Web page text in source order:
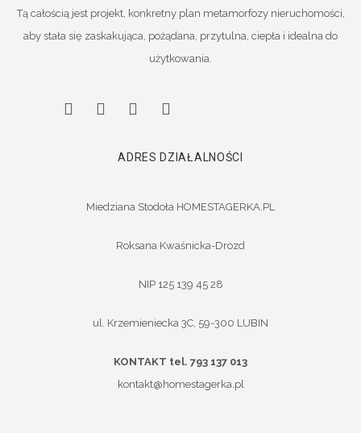
Tą całością jest projekt, konkretny plan metamorfozy nieruchomości,
aby stała się zaskakująca, pożądana, przytulna, ciepła i idealna do
użytkowania.
ADRES DZIAŁALNOŚCI
Miedziana Stodoła HOMESTAGERKA.PL
Roksana Kwaśnicka-Drozd
NIP 125 139 45 28
ul. Krzemieniecka 3C, 59-300 LUBIN
KONTAKT tel. 793 137 013
kontakt@homestagerka.pl